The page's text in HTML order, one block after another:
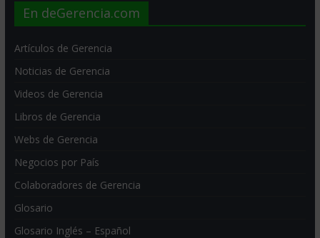
En deGerencia.com
Artículos de Gerencia
Noticias de Gerencia
Videos de Gerencia
Libros de Gerencia
Webs de Gerencia
Negocios por País
Colaboradores de Gerencia
Glosario
Glosario Inglés – Español